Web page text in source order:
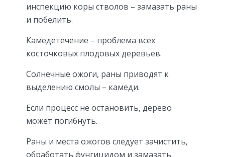
инспекцию коры стволов – замазать раны
и побелить.
Камедетечение – проблема всех
косточковых плодовых деревьев.
Солнечные ожоги, раны приводят к
выделению смолы – камеди.
Если процесс не остановить, дерево
может погибнуть.
Раны и места ожогов следует зачистить,
обработать фунгицидом и замазать